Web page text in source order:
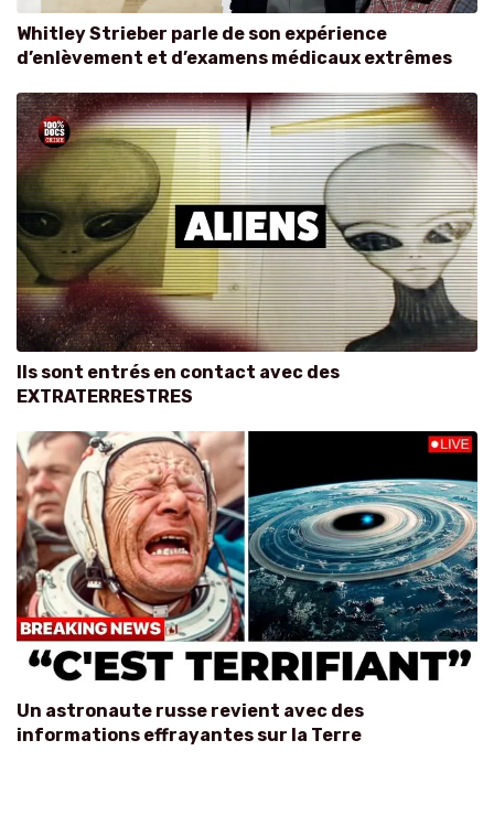
Whitley Strieber parle de son expérience
d’enlèvement et d’examens médicaux extrêmes
Ils sont entrés en contact avec des
EXTRATERRESTRES
Un astronaute russe revient avec des
informations effrayantes sur la Terre